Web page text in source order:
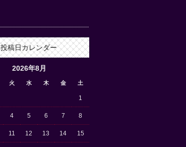
投稿日カレンダー
2026年8月
火 水 木 金 土
1
4 5 6 7 8
11 12 13 14 15